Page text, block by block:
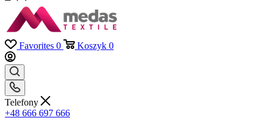
Favorites 0 Koszyk 0
Telefony
+48 666 697 666